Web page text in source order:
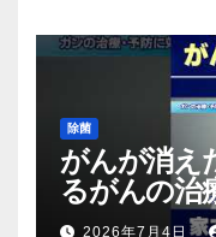
除菌
がんが消え
るがんの
2026年7月4日